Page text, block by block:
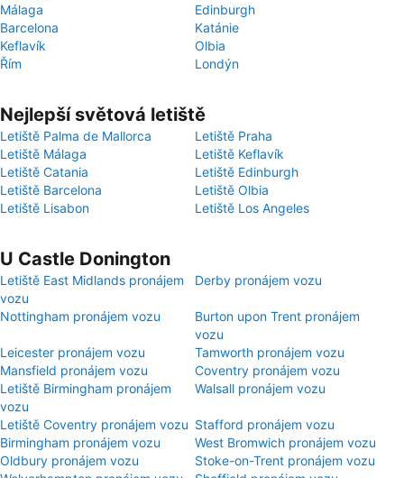
Málaga
Edinburgh
Barcelona
Katánie
Keflavík
Olbia
Řím
Londýn
Nejlepší světová letiště
Letiště Palma de Mallorca
Letiště Praha
Letiště Málaga
Letiště Keflavík
Letiště Catania
Letiště Edinburgh
Letiště Barcelona
Letiště Olbia
Letiště Lisabon
Letiště Los Angeles
U Castle Donington
Letiště East Midlands pronájem
vozu
Derby pronájem vozu
Nottingham pronájem vozu
Burton upon Trent pronájem
vozu
Leicester pronájem vozu
Tamworth pronájem vozu
Mansfield pronájem vozu
Coventry pronájem vozu
Letiště Birmingham pronájem
vozu
Walsall pronájem vozu
Letiště Coventry pronájem vozu Stafford pronájem vozu
Birmingham pronájem vozu
West Bromwich pronájem vozu
Oldbury pronájem vozu
Stoke-on-Trent pronájem vozu